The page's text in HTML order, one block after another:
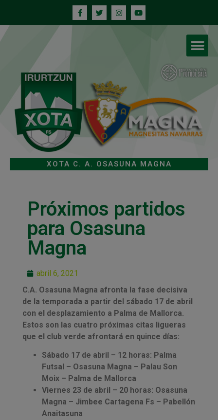
XOTA C. A. OSASUNA MAGNA
Próximos partidos
para Osasuna
Magna
abril 6, 2021
C.A. Osasuna Magna afronta la fase decisiva
de la temporada a partir del sábado 17 de abril
con el desplazamiento a Palma de Mallorca.
Estos son las cuatro próximas citas ligueras
que el club verde afrontará en quince días:
Sábado 17 de abril – 12 horas: Palma
Futsal – Osasuna Magna – Palau Son
Moix – Palma de Mallorca
Viernes 23 de abril – 20 horas: Osasuna
Magna – Jimbee Cartagena Fs – Pabellón
Anaitasuna